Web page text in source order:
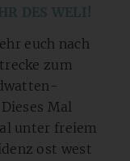
DES WELI!
euch nach
zum
Mal
unter freiem
ost west